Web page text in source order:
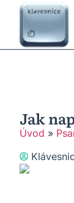
Jak
Úvod »